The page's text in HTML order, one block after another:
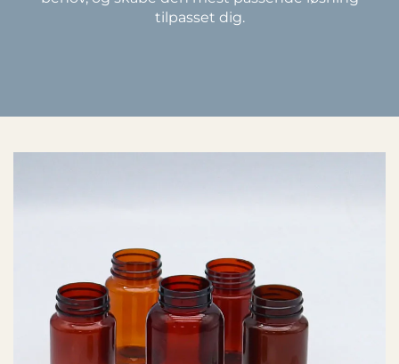
tilpasset dig.